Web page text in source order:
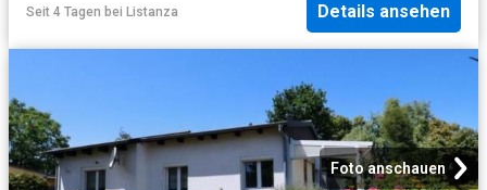
Seit 4 Tagen bei Listanza Details ansehen
Foto anschauen